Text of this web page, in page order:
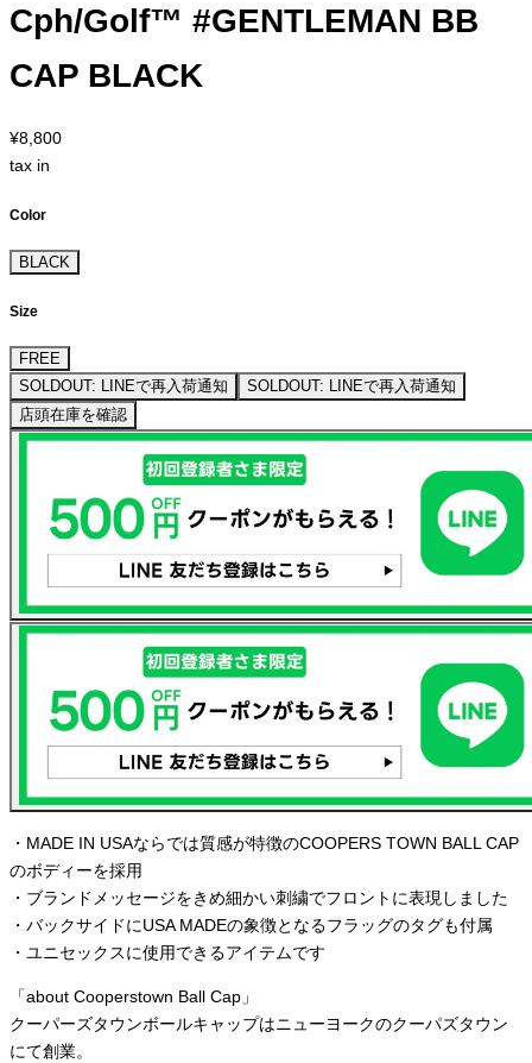
Cph/Golf™ #GENTLEMAN BB
CAP BLACK
¥8,800
tax in
Color
BLACK
Size
FREE
SOLDOUT: LINEで再入荷通知
SOLDOUT: LINEで再入荷通知
店頭在庫を確認
・MADE IN USAならでは質感が特徴のCOOPERS TOWN BALL CAP
のボディーを採用
・ブランドメッセージをきめ細かい刺繍でフロントに表現しました
・バックサイドにUSA MADEの象徴となるフラッグのタグも付属
・ユニセックスに使用できるアイテムです
「about Cooperstown Ball Cap」
クーパーズタウンボールキャップはニューヨークのクーパズタウン
にて創業。